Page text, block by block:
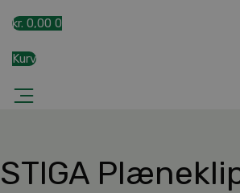
kr. 0,00 0
Kurv
STIGA